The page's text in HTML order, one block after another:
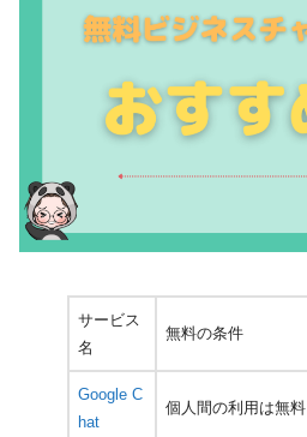
サービス
名
無料の条件
Google C
hat
個人間の利用は無料